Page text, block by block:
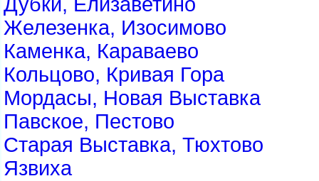
Дубки, Елизаветино
Железенка, Изосимово
Каменка, Караваево
Кольцово, Кривая Гора
Мордасы, Новая Выставка
Павское, Пестово
Старая Выставка, Тюхтово
Язвиха